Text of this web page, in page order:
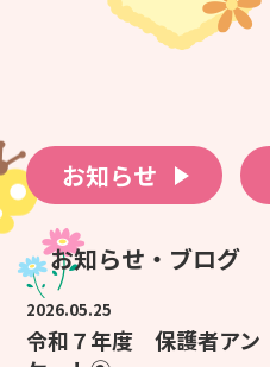
お知らせ
お知らせ・ブログ
2026.05.25
令和７年度 保護者アン